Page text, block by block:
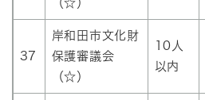
（☆）
37
岸和田市文化財
保護審議会
（☆）
10人
以内